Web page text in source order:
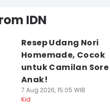
IDN
Resep Udang Nori
Homemade, Cocok
untuk Camilan Sore
Anak!
7 Aug 2026, 15:05 WIB
Kid